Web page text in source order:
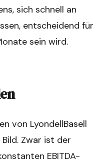
sich schnell an
entscheidend für
sein wird.
von LyondellBasell
Zwar ist der
EBITDA-